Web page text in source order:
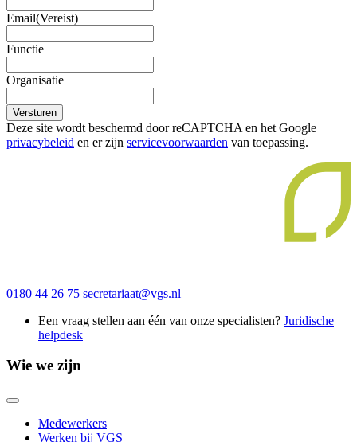
Email(Vereist)
Functie
Organisatie
Versturen
Deze site wordt beschermd door reCAPTCHA en het Google
privacybeleid en er zijn servicevoorwaarden van toepassing.
0180 44 26 75 secretariaat@vgs.nl
Een vraag stellen aan één van onze specialisten? Juridische
helpdesk
Wie we zijn
Medewerkers
Werken bij VGS